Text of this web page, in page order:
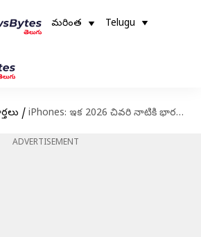
మరింత Telugu
/ iPhones: ఇక 2026 చివరి నాటికి భారతదేశంలోనే ఐఫోన్‌ల తయారీ..
ADVERTISEMENT